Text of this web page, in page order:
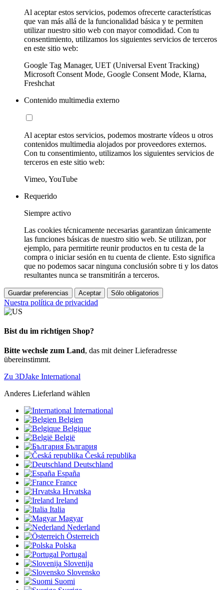
Al aceptar estos servicios, podemos ofrecerte características
que van más allá de la funcionalidad básica y te permiten
utilizar nuestro sitio web con mayor comodidad. Con tu
consentimiento, utilizamos los siguientes servicios de terceros
en este sitio web:
Google Tag Manager, UET (Universal Event Tracking)
Microsoft Consent Mode, Google Consent Mode, Klarna,
Freshchat
Contenido multimedia externo
Al aceptar estos servicios, podemos mostrarte vídeos u otros
contenidos multimedia alojados por proveedores externos.
Con tu consentimiento, utilizamos los siguientes servicios de
terceros en este sitio web:
Vimeo, YouTube
Requerido
Siempre activo
Las cookies técnicamente necesarias garantizan únicamente
las funciones básicas de nuestro sitio web. Se utilizan, por
ejemplo, para permitirte reunir productos en tu cesta de la
compra o iniciar sesión en tu cuenta de cliente. Esto significa
que no podemos sacar ninguna conclusión sobre ti y los datos
resultantes nunca se transmitirán a terceros.
Guardar preferencias Aceptar Sólo obligatorios
Nuestra política de privacidad
Bist du im richtigen Shop?
Bitte wechsle zum Land, das mit deiner Lieferadresse
übereinstimmt.
Zu 3DJake International
Anderes Lieferland wählen
International
Belgien
Belgique
België
България
Česká republika
Deutschland
España
France
Hrvatska
Ireland
Italia
Magyar
Nederland
Österreich
Polska
Portugal
Slovenija
Slovensko
Suomi